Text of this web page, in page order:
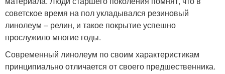
советское время на пол укладывался резиновый
линолеум – релин, и такое покрытие успешно
прослужило многие годы.
Современный линолеум по своим характеристикам
принципиально отличается от своего предшественника.